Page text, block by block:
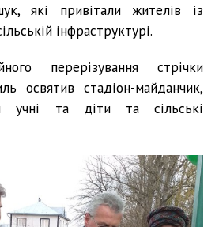
які привітали жителів із
інфраструктурі.
перерізування стрічки
освятив стадіон-майданчик,
учні та діти та сільські